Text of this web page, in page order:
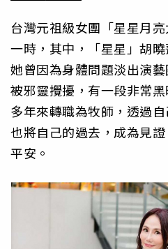
台灣元祖級女團「星星月
一時，其中，「星星」胡
她曾因為身體問題淡出演
被邪靈攪擾，有一段非常
多年來轉職為牧師，透過
也將自己的過去，成為見
平安。